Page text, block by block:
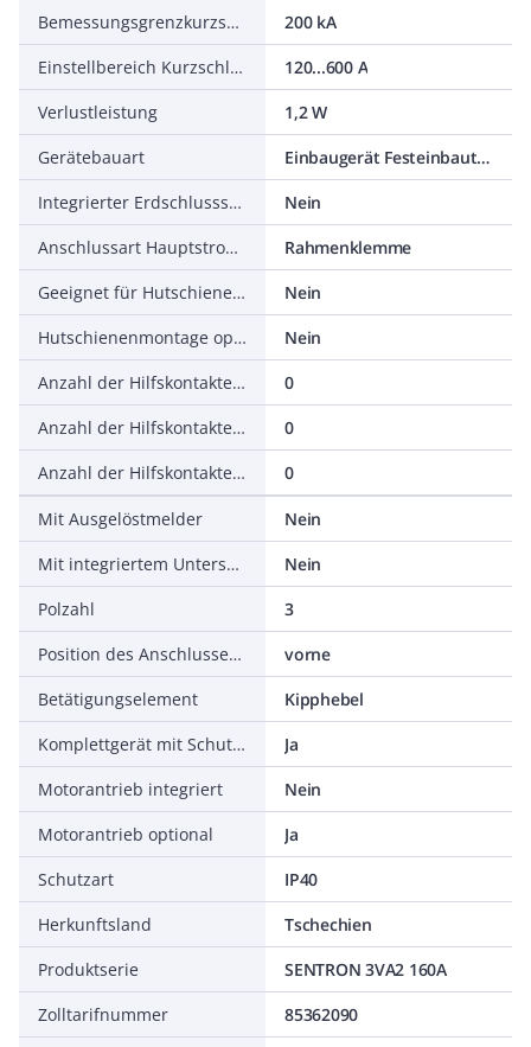
Bemessungsgrenzkurzschlussausschaltstrom Icu bei 400 V, 50 Hz
200 kA
Einstellbereich Kurzschlussauslöser
120...600 A
Verlustleistung
1,2 W
Gerätebauart
Einbaugerät Festeinbautechnik
Integrierter Erdschlussschutz
Nein
Anschlussart Hauptstromkreis
Rahmenklemme
Geeignet für Hutschienenmontage
Nein
Hutschienenmontage optional
Nein
Anzahl der Hilfskontakte als Öffner
0
Anzahl der Hilfskontakte als Schließer
0
Anzahl der Hilfskontakte als Wechsler
0
Mit Ausgelöstmelder
Nein
Mit integriertem Unterspannungsauslöser
Nein
Polzahl
3
Position des Anschlusses für Hauptstromkreis
vorne
Betätigungselement
Kipphebel
Komplettgerät mit Schutzeinheit
Ja
Motorantrieb integriert
Nein
Motorantrieb optional
Ja
Schutzart
IP40
Herkunftsland
Tschechien
Produktserie
SENTRON 3VA2 160A
Zolltarifnummer
85362090